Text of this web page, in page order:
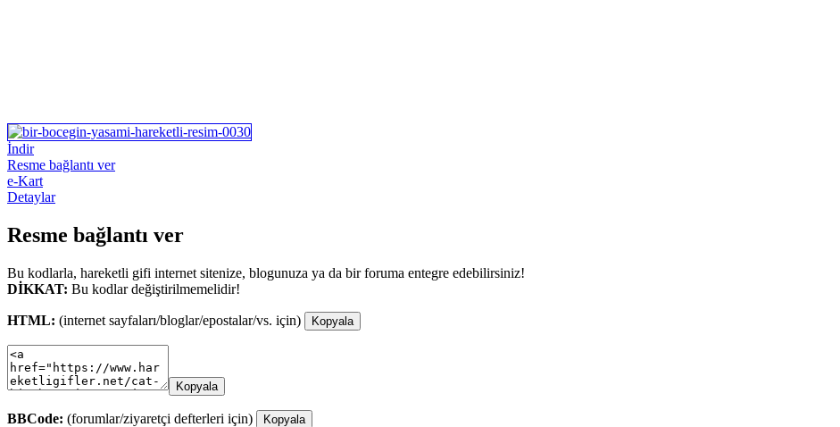
İndir
Resme bağlantı ver
e-Kart
Detaylar
Resme bağlantı ver
Bu kodlarla, hareketli gifi internet sitenize, blogunuza ya da bir foruma entegre edebilirsiniz!
DİKKAT: Bu kodlar değiştirilmemelidir!
HTML: (internet sayfaları/bloglar/epostalar/vs. için) Kopyala
Kopyala
BBCode: (forumlar/ziyaretçi defterleri için) Kopyala